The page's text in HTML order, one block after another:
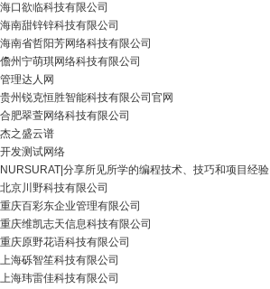
海口欲临科技有限公司
海南甜锌锌科技有限公司
海南省哲阳芳网络科技有限公司
儋州宁萌琪网络科技有限公司
管理达人网
贵州锐克恒胜智能科技有限公司官网
合肥翠萱网络科技有限公司
杰之盛云谱
开发测试网络
NURSURAT|分享所见所学的编程技术、技巧和项目经
北京川野科技有限公司
重庆百彩东企业管理有限公司
重庆维凯志天信息科技有限公司
重庆原野花语科技有限公司
上海砾智笙科技有限公司
上海玮雷佳科技有限公司